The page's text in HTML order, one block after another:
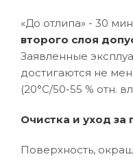
«До отлипа» - 30
второго слоя
Заявленные
достигаются не
(20°C/50-55 % отн.
Очистка и уход за
Поверхность,